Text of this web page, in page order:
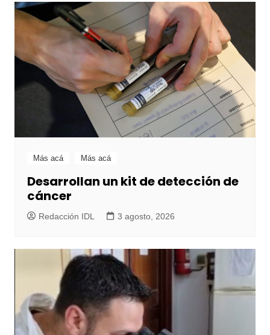
Más acá Más acá
Desarrollan un kit de detección de
cáncer
Redacción IDL 3 agosto, 2026